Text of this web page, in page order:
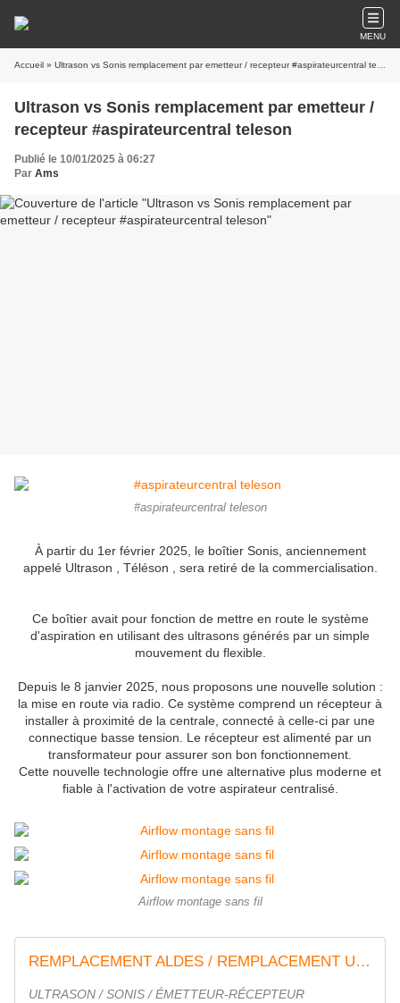
MENU
Accueil » Ultrason vs Sonis remplacement par emetteur / recepteur #aspirateurcentral teleson
Ultrason vs Sonis remplacement par emetteur /
recepteur #aspirateurcentral teleson
Publié le 10/01/2025 à 06:27
Par Ams
#aspirateurcentral teleson
À partir du 1er février 2025, le boîtier Sonis, anciennement
appelé Ultrason , Téléson , sera retiré de la commercialisation.
Ce boîtier avait pour fonction de mettre en route le système
d'aspiration en utilisant des ultrasons générés par un simple
mouvement du flexible.
Depuis le 8 janvier 2025, nous proposons une nouvelle solution :
la mise en route via radio. Ce système comprend un récepteur à
installer à proximité de la centrale, connecté à celle-ci par une
connectique basse tension. Le récepteur est alimenté par un
transformateur pour assurer son bon fonctionnement.
Cette nouvelle technologie offre une alternative plus moderne et
fiable à l'activation de votre aspirateur centralisé.
Airflow montage sans fil
REMPLACEMENT ALDES / REMPLACEMENT ULTRASON
ULTRASON / SONIS / ÉMETTEUR-RÉCEPTEUR